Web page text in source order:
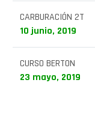
CARBURACIÓN 2T
10 junio, 2019
CURSO BERTON
23 mayo, 2019